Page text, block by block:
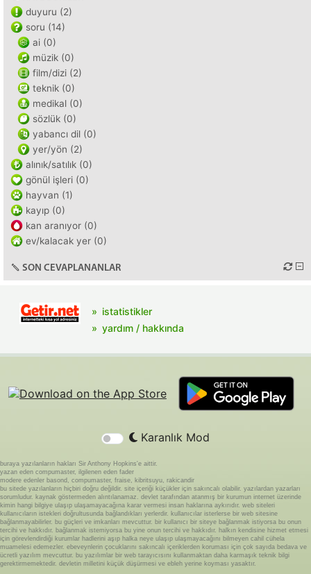
duyuru (2)
soru (14)
ai (0)
müzik (0)
film/dizi (2)
teknik (0)
medikal (0)
sözlük (0)
yabancı dil (0)
yer/yön (2)
alınık/satılık (0)
gönül işleri (0)
hayvan (1)
kayıp (0)
kan aranıyor (0)
ev/kalacak yer (0)
SON CEVAPLANANLAR
istatistikler
yardım / hakkında
Karanlık Mod
buraya yazılanların hakları Sir Anthony Hopkins'e aittir.
yazan eden compumaster, ilgilenen eden fader
modere edenler basond, compumaster, fraise, kibritsuyu, rakicandir
bu sitede yazılanların hiçbiri doğru değildir. site içeriği küçükler için sakıncalı olabilir. yazılardan yazarları
sorumludur. kaynak göstermeden alıntılanamaz. devlet tarafından atanmış bir kurumun internet üzerinde
kimin hangi bilgiye ulaşıp ulaşamayacağına karar vermesi insan haklarına aykırıdır. web siteleri
kullanıcıların istekleri doğrultusunda bağlandıkları yerlerdir. kullanıcılar isterlerse bir web sitesine
bağlanmayabilirler. bu güçleri ve imkanları mevcuttur. bir kullanıcı bir siteye bağlanmak istiyorsa bu onun
tercihi ve hakkıdır. bağlanmak istemiyorsa bu yine onun tercihi ve hakkıdır. halkın kendisine hizmet etmesi
için görevlendirdiği kurumlar hadlerini aşıp halka neye ulaşıp ulaşmayacağını bilmeyen cahil cühela
muamelesi edemezler. ebeveynlerin çocuklarını sakıncalı içeriklerden koruması için çok sayıda bedava ve
ücretli yazılım mevcuttur. bu yazılımlar bir web tarayıcısını kullanmaktan daha karmaşık teknik bilgi
gerektirmemektedir. devletin milletini küçük düşürmesi ve ebleh yerine koyması yasaktır.